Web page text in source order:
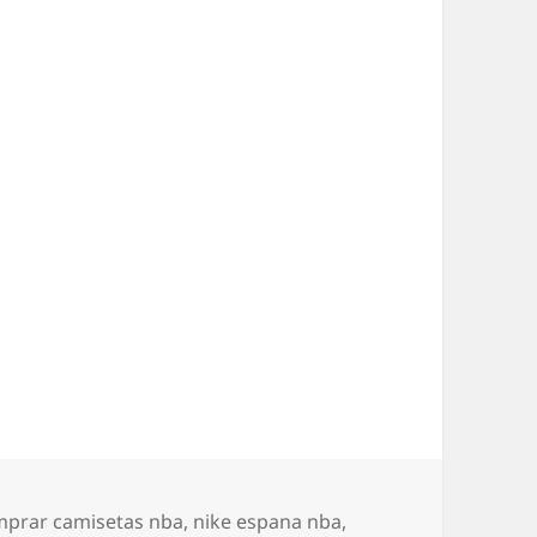
camisetas nba, nike espana nba,